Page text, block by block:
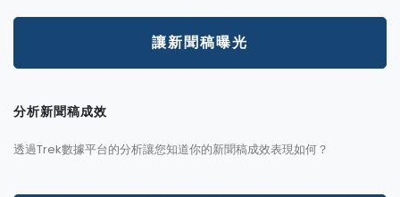
讓新聞稿曝光
分析新聞稿成效
透過Trek數據平台的分析讓您知道你的新聞稿成效表現如何？